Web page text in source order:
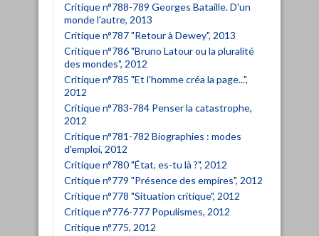
Critique n°788-789 Georges Bataille. D'un
monde l'autre, 2013
Critique n°787 "Retour à Dewey", 2013
Critique n°786 "Bruno Latour ou la pluralité
des mondes", 2012
Critique n°785 "Et l'homme créa la page...",
2012
Critique n°783-784 Penser la catastrophe,
2012
Critique n°781-782 Biographies : modes
d'emploi, 2012
Critique n°780 "État, es-tu là ?", 2012
Critique n°779 "Présence des empires", 2012
Critique n°778 "Situation critique", 2012
Critique n°776-777 Populismes, 2012
Critique n°775, 2012